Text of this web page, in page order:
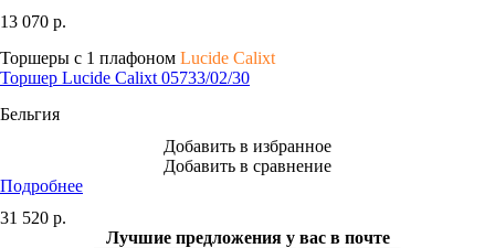
13 070 р.
Торшеры с 1 плафоном Lucide Calixt
Торшер Lucide Calixt 05733/02/30
Бельгия
Добавить в избранное
Добавить в сравнение
Подробнее
31 520 р.
Лучшие предложения у вас в почте